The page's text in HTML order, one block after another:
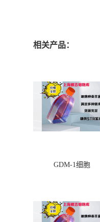
相关产品：
GDM-1细胞